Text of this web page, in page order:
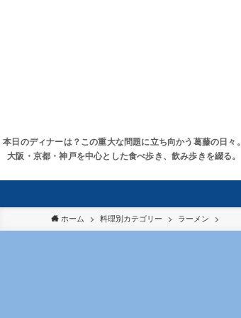
本日のディナーは？この重大な問題に立ち向かう葛藤の日々。
大阪・京都・神戸を中心とした食べ歩き、飲み歩きを綴る。
ホーム 料理別カテゴリー ラーメン